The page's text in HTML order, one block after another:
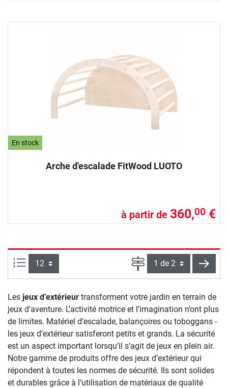
En stock
Arche d'escalade FitWood LUOTO
à partir de 360,00 €
Articles par page : Page
Les jeux d’extérieur transforment votre jardin en terrain de
jeux d’aventure. L’activité motrice et l’imagination n’ont plus
de limites. Matériel d’escalade, balançoires ou toboggans -
les jeux d’extérieur satisferont petits et grands. La sécurité
est un aspect important lorsqu’il s’agit de jeux en plein air.
Notre gamme de produits offre des jeux d’extérieur qui
répondent à toutes les normes de sécurité. Ils sont solides
et durables grâce à l’utilisation de matériaux de qualité